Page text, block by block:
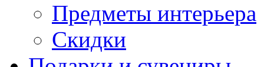
Предметы интерьера
Скидки